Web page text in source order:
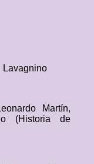
Lavagnino
Martín,
(Historia de